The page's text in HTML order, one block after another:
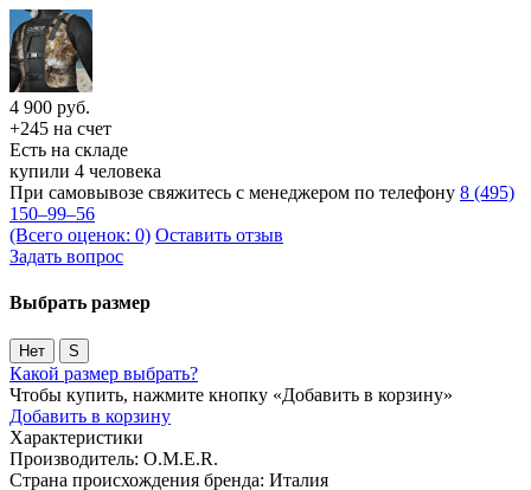
4 900 руб.
+245 на счет
Есть на складе
купили 4 человека
При самовывозе свяжитесь с менеджером по телефону 8 (495)
150–99–56
(Всего оценок: 0) Оставить отзыв
Задать вопрос
Выбрать размер
Нет S
Какой размер выбрать?
Чтобы купить, нажмите кнопку «Добавить в корзину»
Добавить в корзину
Характеристики
Производитель: O.M.E.R.
Страна происхождения бренда: Италия